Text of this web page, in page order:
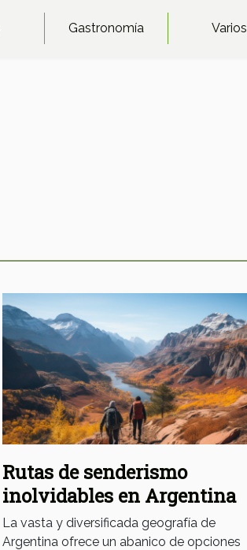
Gastronomía Varios
Rutas de senderismo
inolvidables en Argentina
La vasta y diversificada geografía de
Argentina ofrece un abanico de opciones